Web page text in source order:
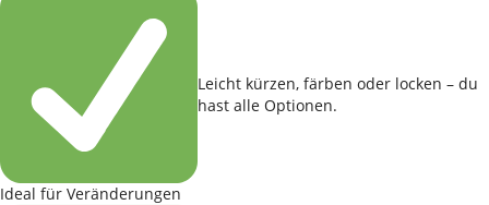
Ideal für Veränderungen
Leicht kürzen, färben oder locken – du
hast alle Optionen.